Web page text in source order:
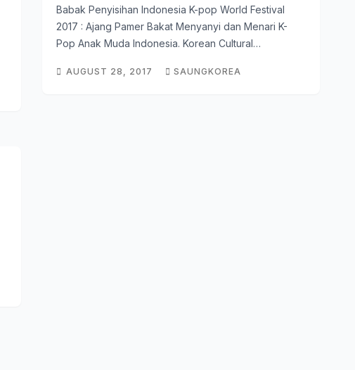
Babak Penyisihan Indonesia K-pop World Festival
2017 : Ajang Pamer Bakat Menyanyi dan Menari K-
Pop Anak Muda Indonesia. Korean Cultural…
AUGUST 28, 2017 SAUNGKOREA